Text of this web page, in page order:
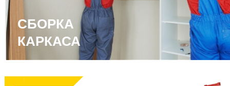
СБОРКА
КАРКАСА